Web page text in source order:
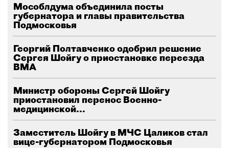
Мособлдума объединила посты
губернатора и главы правительства
Подмосковья
Георгий Полтавченко одобрил решение
Сергея Шойгу о приостановке переезда
ВМА
Министр обороны Сергей Шойгу
приостановил перенос Военно-
медицинской...
Заместитель Шойгу в МЧС Цаликов стал
вице-губернатором Подмосковья